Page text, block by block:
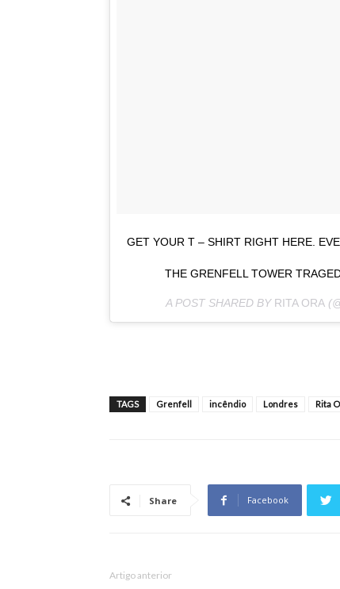
GET YOUR T – SHIRT RIGHT HERE.
THE GRENFELL TOWER
A POST SHARED BY RITA ORA
TAGS Grenfell incêndio Londres Rita
Share Facebook
Artigo anterior